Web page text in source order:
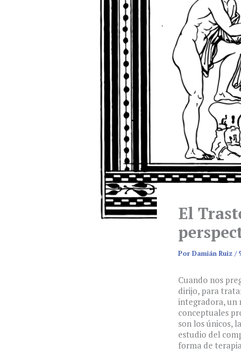
El
Por Damián Ruiz /
Cuando nos
dirijo, para
integradora, un
conceptuales
son los únicos,
estudio del
forma de